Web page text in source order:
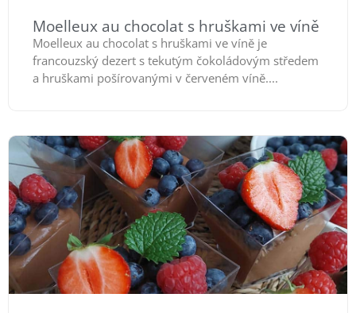
Moelleux au chocolat s hruškami ve víně
Moelleux au chocolat s hruškami ve víně je
francouzský dezert s tekutým čokoládovým středem
a hruškami pošírovanými v červeném víně....